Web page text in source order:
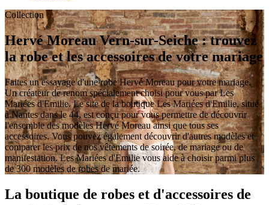
Collection
Hervé Moreau Vern-sur-Seiche : trouvez
la robe et les accessoires de votre mariage
Faites un essayage d'une robe Hervé Moreau pour votre mariage.
Un créateur de renom spécialement choisi pour vous par Les
Mariées d'Emilie. Le site de la boutique Les Mariées d'Emilie, situé
à Nantes dans le 44, est conçu pour vous permettre de découvrir
l'ensemble des modèles Hervé Moreau ainsi que tous ses
accessoires. Vous pouvez également découvrir d'autres modèles et
comparer les prix de nos vêtements de soirée, de mariage ou de
manifestation. Les Mariées d'Emilie vous aide à choisir parmi plus
de 300 modèles de robes de mariée.
La boutique de robes et d'accessoires de